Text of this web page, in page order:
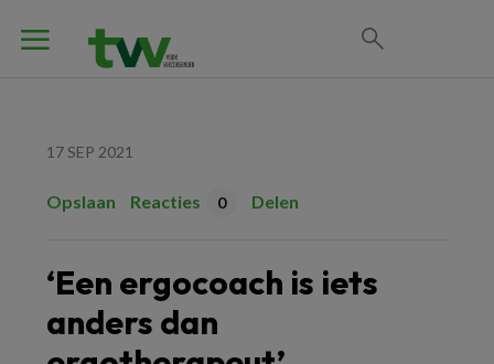
17 SEP 2021
Opslaan Reacties 0 Delen
‘Een ergocoach is iets
anders dan